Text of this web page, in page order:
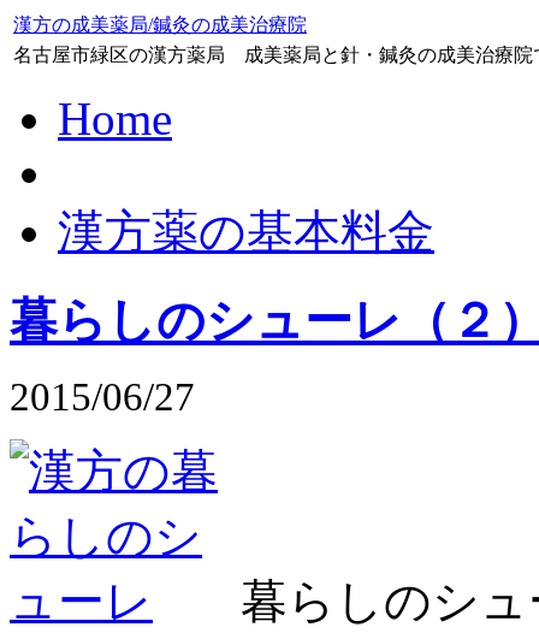
漢方の成美薬局/鍼灸の成美治療院
名古屋市緑区の漢方薬局 成美薬局と針・鍼灸の成美治療院
Home
漢方薬の基本料金
暮らしのシューレ（２
2015/06/27
暮らしのシ